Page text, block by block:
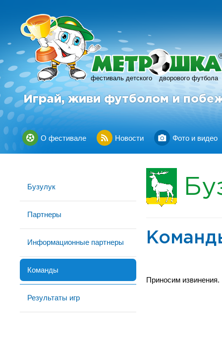
фестиваль детского дворового футбола
R
Играй, живи футболом и
О фестивале Новости Фото и видео
Бузулук
Партнеры
Информационные партнеры
Команды
Результаты игр
Приносим